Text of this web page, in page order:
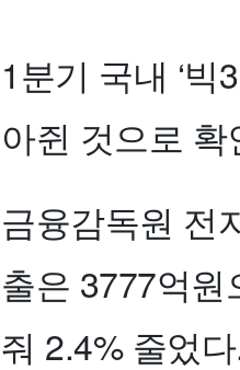
1분기 국내 ‘
아쥔 것으로 확
금융감독원 전
출은 3777억
줘 2.4% 줄었